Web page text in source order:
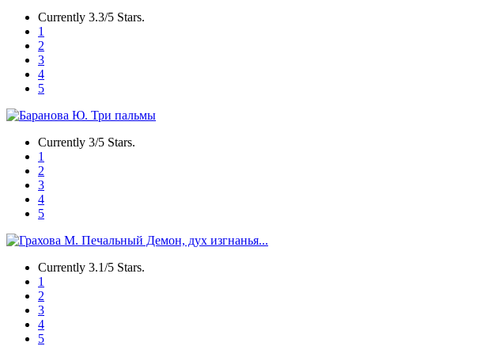
Currently 3.3/5 Stars.
1
2
3
4
5
Currently 3/5 Stars.
1
2
3
4
5
Currently 3.1/5 Stars.
1
2
3
4
5